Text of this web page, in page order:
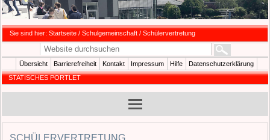
Sie sind hier: Startseite / Schulgemeinschaft / Schülervertretung
Übersicht Barrierefreiheit Kontakt Impressum Hilfe
Datenschutzerklärung
STATISCHES PORTLET